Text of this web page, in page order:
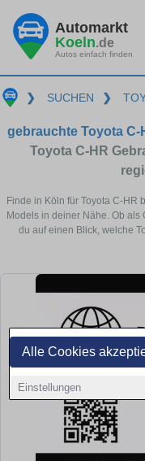
Alle Cookies
Einstellungen
Automarkt
Koeln.de
Autos einfach finden
❯ SUCHEN ❯
gebrauchte Toyota
Toyota C-HR
Finde in Köln für Toyota C-HR
Models in deiner Nähe. Ob
du auf einen Blick, welche